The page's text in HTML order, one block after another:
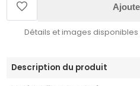
Détails et images
Description du produit